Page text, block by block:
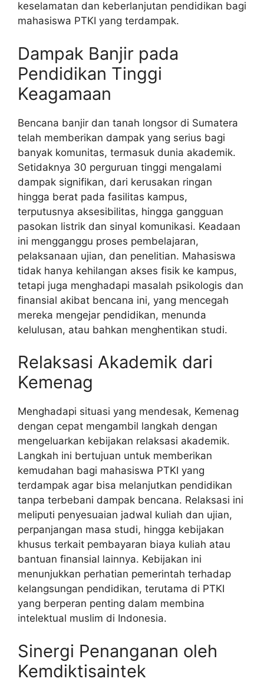
keselamatan dan keberlanjutan pendidikan bagi
mahasiswa PTKI yang terdampak.
Dampak Banjir pada
Pendidikan Tinggi
Keagamaan
Bencana banjir dan tanah longsor di Sumatera
telah memberikan dampak yang serius bagi
banyak komunitas, termasuk dunia akademik.
Setidaknya 30 perguruan tinggi mengalami
dampak signifikan, dari kerusakan ringan
hingga berat pada fasilitas kampus,
terputusnya aksesibilitas, hingga gangguan
pasokan listrik dan sinyal komunikasi. Keadaan
ini mengganggu proses pembelajaran,
pelaksanaan ujian, dan penelitian. Mahasiswa
tidak hanya kehilangan akses fisik ke kampus,
tetapi juga menghadapi masalah psikologis dan
finansial akibat bencana ini, yang mencegah
mereka mengejar pendidikan, menunda
kelulusan, atau bahkan menghentikan studi.
Relaksasi Akademik dari
Kemenag
Menghadapi situasi yang mendesak, Kemenag
dengan cepat mengambil langkah dengan
mengeluarkan kebijakan relaksasi akademik.
Langkah ini bertujuan untuk memberikan
kemudahan bagi mahasiswa PTKI yang
terdampak agar bisa melanjutkan pendidikan
tanpa terbebani dampak bencana. Relaksasi ini
meliputi penyesuaian jadwal kuliah dan ujian,
perpanjangan masa studi, hingga kebijakan
khusus terkait pembayaran biaya kuliah atau
bantuan finansial lainnya. Kebijakan ini
menunjukkan perhatian pemerintah terhadap
kelangsungan pendidikan, terutama di PTKI
yang berperan penting dalam membina
intelektual muslim di Indonesia.
Sinergi Penanganan oleh
Kemdiktisaintek